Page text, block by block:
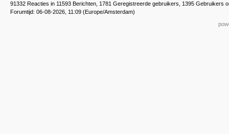
91332 Reacties in 11593 Berichten, 1781 Geregistreerde gebruikers, 1395 Gebruikers
Forumtijd: 06-08-2026, 11:09 (Europe/Amsterdam)